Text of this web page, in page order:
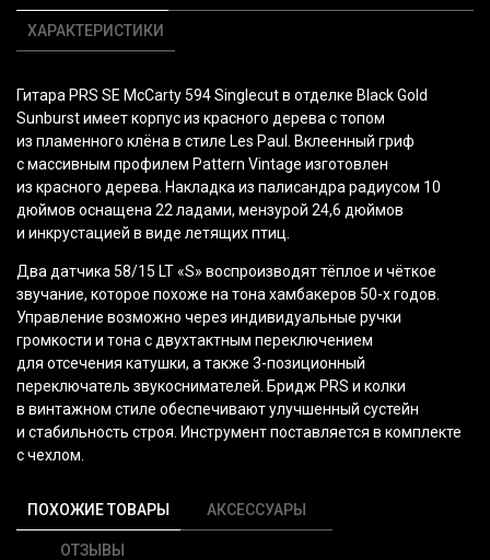
ХАРАКТЕРИСТИКИ
Гитара PRS SE McCarty 594 Singlecut в отделке Black Gold
Sunburst имеет корпус из красного дерева с топом
из пламенного клёна в стиле Les Paul. Вклеенный гриф
с массивным профилем Pattern Vintage изготовлен
из красного дерева. Накладка из палисандра радиусом 10
дюймов оснащена 22 ладами, мензурой 24,6 дюймов
и инкрустацией в виде летящих птиц.
Два датчика 58/15 LT«S» воспроизводят тёплое и чёткое
звучание, которое похоже на тона хамбакеров 50-х годов.
Управление возможно через индивидуальные ручки
громкости и тона с двухтактным переключением
для отсечения катушки, а также 3-позиционный
переключатель звукоснимателей. Бридж PRS и колки
в винтажном стиле обеспечивают улучшенный сустейн
и стабильность строя. Инструмент поставляется в комплекте
с чехлом.
ПОХОЖИЕ ТОВАРЫ АКСЕССУАРЫ
ОТЗЫВЫ